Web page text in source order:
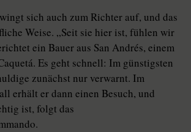
sich auch zum Richter auf, und das
Weise. „Seit sie hier ist, fühlen wir
ein Bauer aus San Andrés, einem
Es geht schnell: Im günstigsten
zunächst nur verwarnt. Im
erhält er dann einen Besuch, und
ist, folgt das